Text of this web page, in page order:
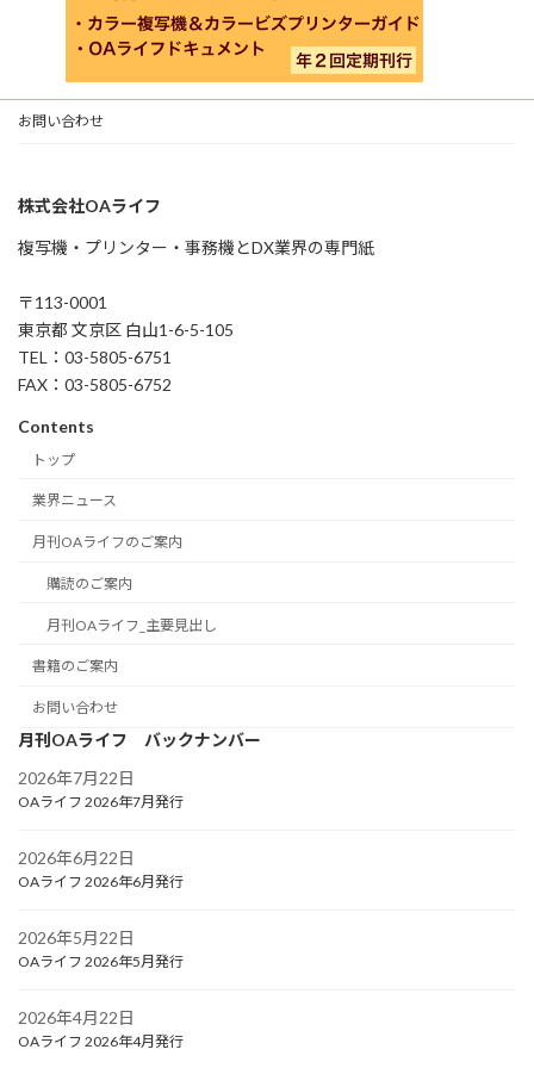
お問い合わせ
株式会社OAライフ
複写機・プリンター・事務機とDX業界の専門紙
〒113-0001
東京都 文京区 白山1-6-5-105
TEL：03-5805-6751
FAX：03-5805-6752
Contents
トップ
業界ニュース
月刊OAライフのご案内
購読のご案内
月刊OAライフ_主要見出し
書籍のご案内
お問い合わせ
月刊OAライフ バックナンバー
2026年7月22日
OAライフ 2026年7月発行
2026年6月22日
OAライフ 2026年6月発行
2026年5月22日
OAライフ 2026年5月発行
2026年4月22日
OAライフ 2026年4月発行